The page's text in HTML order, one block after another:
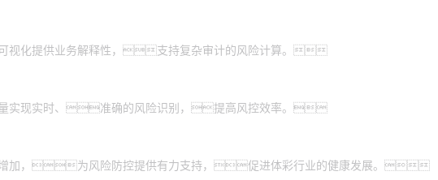
可视化提供业务解释性，支持复杂审计的风险计算。
量实现实时、准确的风险识别，提高风控效率。
增加，为风险防控提供有力支持，促进体彩行业的健康发展。